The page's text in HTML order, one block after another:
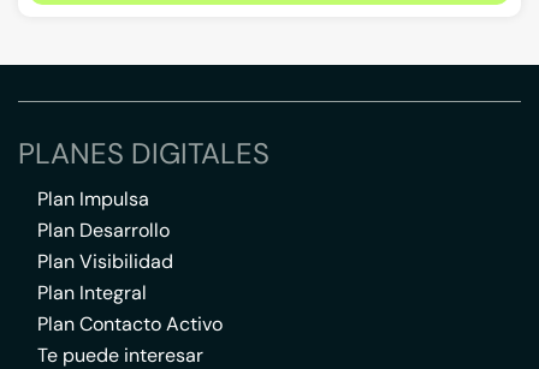
PLANES DIGITALES
Plan Impulsa
Plan Desarrollo
Plan Visibilidad
Plan Integral
Plan Contacto Activo
Te puede interesar